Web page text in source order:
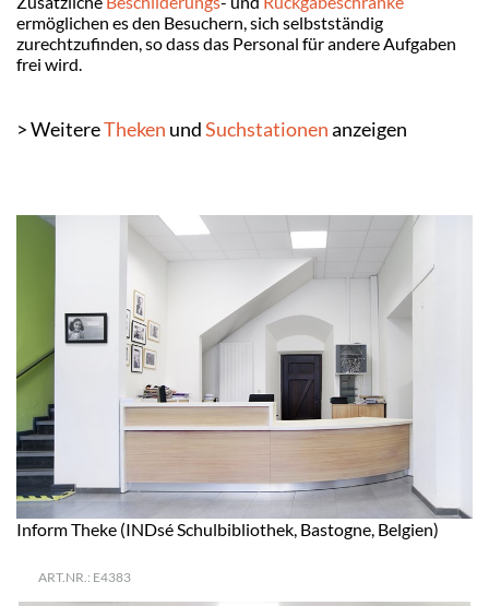
ermöglichen es den Besuchern, sich selbstständig
zurechtzufinden, so dass das Personal für andere Aufgaben
frei wird.
> WeitereTheken undSuchstationenanzeigen
Inform Theke (INDsé Schulbibliothek, Bastogne, Belgien)
ART.NR.: E4383